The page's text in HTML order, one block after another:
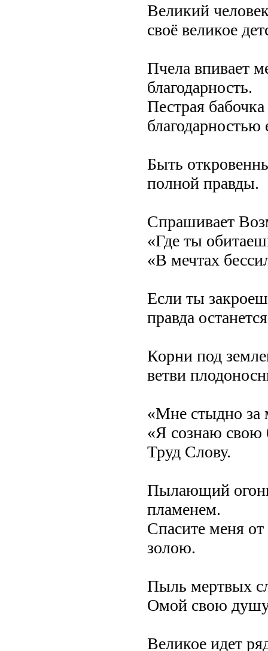
Великий
своё великое
Пчела впивает
благодарность.
Пестрая
благодарностью
Быть
полной правды.
Спрашивает
«Где ты
«В мечтах
Если ты
правда
Корни под
ветви
«Мне стыдно за
«Я сознаю свою
Труд Слову.
Пылающий
пламенем.
Спасите меня
золою.
Пыль мертвых
Омой свою
Великое идет